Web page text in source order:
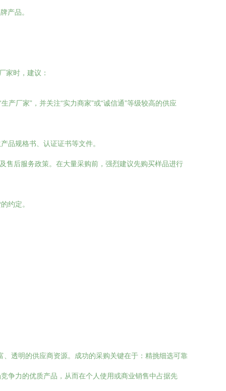
产品。
家时，建议：
产厂家”，并关注“实力商家”或“诚信通”等级较高的供应
品规格书、认证证书等文件。
售后服务政策。在大量采购前，强烈建议先购买样品进行
约定。
透明的供应商资源。成功的采购关键在于：精挑细选可靠
争力的优质产品，从而在个人使用或商业销售中占据先